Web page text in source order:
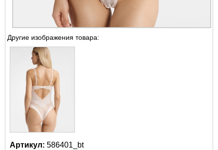
Другие изображения товара:
Артикул: 586401_bt